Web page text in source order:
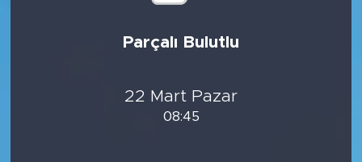
Parçalı Bulutlu
22 Mart Pazar
08:45